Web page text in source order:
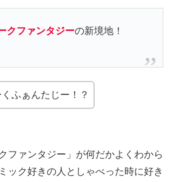
クファンタジーの新境地！
ふぁんたじー！？
ファンタジー」が何だかよくわから
ック好きの人としゃべった時に好き